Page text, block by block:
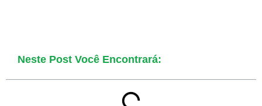
Neste Post Você Encontrará: